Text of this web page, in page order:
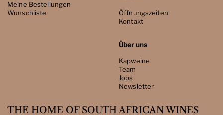
Meine Bestellungen
Wunschliste
Öffnungszeiten
Kontakt
Über uns
Kapweine
Team
Jobs
Newsletter
THE HOME OF SOUTH AFRICAN WINES